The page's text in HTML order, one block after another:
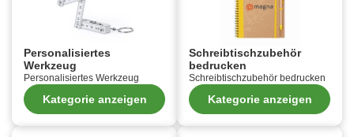
Personalisiertes
Werkzeug
Personalisiertes Werkzeug
Kategorie anzeigen
Schreibtischzubehör
bedrucken
Schreibtischzubehör bedrucken
Kategorie anzeigen